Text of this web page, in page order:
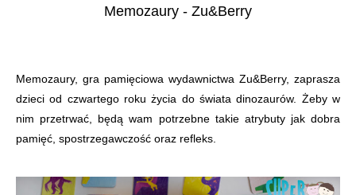
Memozaury - Zu&Berry
Memozaury, gra pamięciowa wydawnictwa Zu&Berry, zaprasza
dzieci od czwartego roku życia do świata dinozaurów. Żeby w
nim przetrwać, będą wam potrzebne takie atrybuty jak dobra
pamięć, spostrzegawczość oraz refleks.